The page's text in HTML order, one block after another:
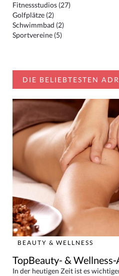
Fitnessstudios (27)
Golfplätze (2)
Schwimmbad (2)
Sportvereine (5)
DIE BELIEBTESTEN
BEAUTY & WELLNESS
TopBeauty- & Wellness-
In der heutigen Zeit ist es